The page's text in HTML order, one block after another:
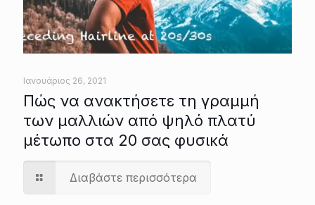
Ιανουάριος 26, 2021
Πώς να ανακτήσετε τη γραμμή
των μαλλιών από ψηλό πλατύ
μέτωπο στα 20 σας φυσικά
Διαβάστε περισσότερα